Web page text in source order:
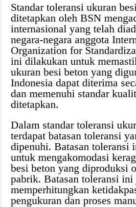
Standar toleransi ukuran
ditetapkan oleh BSN
internasional yang telah
negara-negara anggota
Organization for
ini dilakukan untuk
ukuran besi beton yang
Indonesia dapat diterima
dan memenuhi standar
ditetapkan.
Dalam standar toleransi
terdapat batasan toleransi
dipenuhi. Batasan toleransi
untuk mengakomodasi
besi beton yang diproduksi
pabrik. Batasan toleransi ini
memperhitungkan
pengukuran dan proses